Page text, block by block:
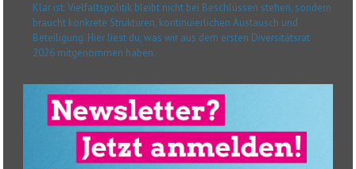
Klar ist: Vielfaltspolitik bleibt nicht bei Beschlüssen stehen, sondern
braucht konkrete Strukturen, kontinuierlichen Austausch und
Beteiligung. Hier liest du, was wir aus dem ersten Diversitätsrat
2026 mitgenommen haben.